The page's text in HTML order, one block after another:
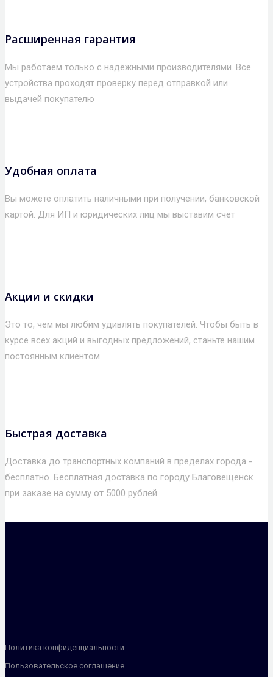
Расширенная гарантия
Мы работаем только с надёжными производителями. Все
устройства проходят проверку перед отправкой или
выдачей покупателю
Удобная оплата
Вы можете оплатить наличными при получении, банковской
картой. Для ИП и юридических лиц мы выставим счет
Акции и скидки
Это то, чем мы любим удивлять покупателей. Чтобы быть в
курсе всех акций и выгодных предложений, станьте нашим
постоянным клиентом
Быстрая доставка
Доставка до транспортных компаний в пределах города -
бесплатно. Бесплатная доставка по городу Благовещенск
при заказе на сумму от 5000 рублей.
Политика конфиденциальности
Пользовательское соглашение